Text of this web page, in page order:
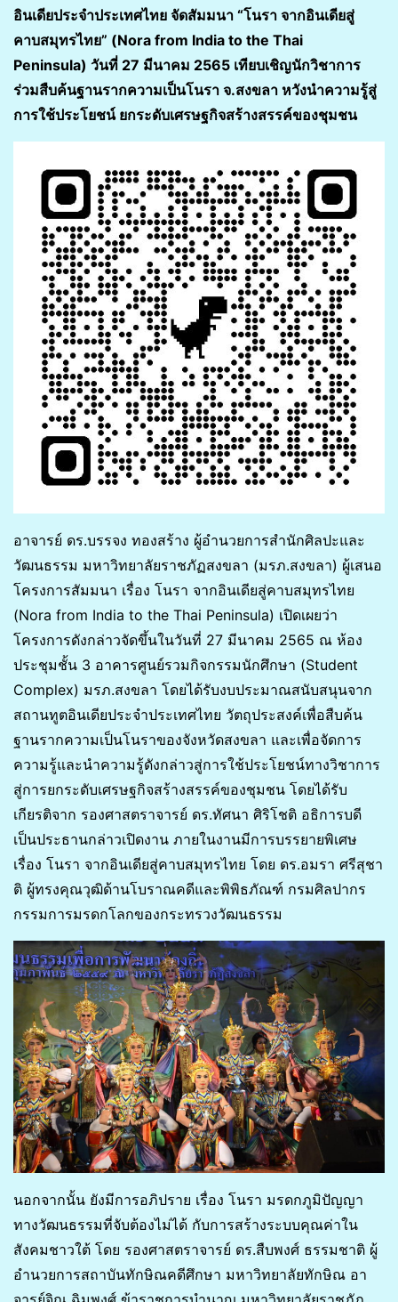
อินเดียประจำประเทศไทย จัดสัมมนา “โนรา จากอินเดียสู่
คาบสมุทรไทย” (Nora from India to the Thai
Peninsula) วันที่ 27 มีนาคม 2565 เทียบเชิญนักวิชาการ
ร่วมสืบค้นฐานรากความเป็นโนรา จ.สงขลา หวังนำความรู้สู่
การใช้ประโยชน์ ยกระดับเศรษฐกิจสร้างสรรค์ของชุมชน
อาจารย์ ดร.บรรจง ทองสร้าง ผู้อำนวยการสำนักศิลปะและ
วัฒนธรรม มหาวิทยาลัยราชภัฏสงขลา (มรภ.สงขลา) ผู้เสนอ
โครงการสัมมนา เรื่อง โนรา จากอินเดียสู่คาบสมุทรไทย
(Nora from India to the Thai Peninsula) เปิดเผยว่า
โครงการดังกล่าวจัดขึ้นในวันที่ 27 มีนาคม 2565 ณ ห้อง
ประชุมชั้น 3 อาคารศูนย์รวมกิจกรรมนักศึกษา (Student
Complex) มรภ.สงขลา โดยได้รับงบประมาณสนับสนุนจาก
สถานทูตอินเดียประจำประเทศไทย วัตถุประสงค์เพื่อสืบค้น
ฐานรากความเป็นโนราของจังหวัดสงขลา และเพื่อจัดการ
ความรู้และนำความรู้ดังกล่าวสู่การใช้ประโยชน์ทางวิชาการ
สู่การยกระดับเศรษฐกิจสร้างสรรค์ของชุมชน โดยได้รับ
เกียรติจาก รองศาสตราจารย์ ดร.ทัศนา ศิริโชติ อธิการบดี
เป็นประธานกล่าวเปิดงาน ภายในงานมีการบรรยายพิเศษ
เรื่อง โนรา จากอินเดียสู่คาบสมุทรไทย โดย ดร.อมรา ศรีสุชา
ติ ผู้ทรงคุณวุฒิด้านโบราณคดีและพิพิธภัณฑ์ กรมศิลปากร
กรรมการมรดกโลกของกระทรวงวัฒนธรรม
นอกจากนั้น ยังมีการอภิปราย เรื่อง โนรา มรดกภูมิปัญญา
ทางวัฒนธรรมที่จับต้องไม่ได้ กับการสร้างระบบคุณค่าใน
สังคมชาวใต้ โดย รองศาสตราจารย์ ดร.สืบพงศ์ ธรรมชาติ ผู้
อำนวยการสถาบันทักษิณคดีศึกษา มหาวิทยาลัยทักษิณ อา